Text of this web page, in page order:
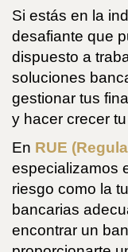
Si estás en la
desafiante que
dispuesto a
soluciones
gestionar tus
y hacer crecer
En RUE
especializamos
riesgo como la
bancarias
encontrar un